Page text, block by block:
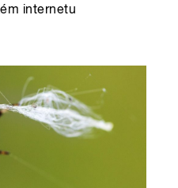
internetu